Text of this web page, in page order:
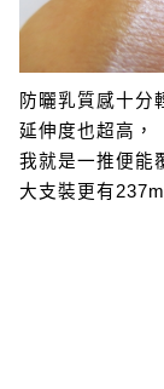
防曬乳質感十分
延伸度也超高，
我就是一推便能
大支裝更有